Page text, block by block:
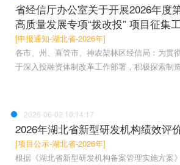
省经信厅办公室关于开展2026年度
高质量发展专项“拨改投” 项目征集
[申报通知-湖北省-2026年]
各市、州、直管市、神农架林区经信局：为贯
于深入投融资体制改革工作部署，积极探索制
2026-06-02 10:14:17
2026年湖北省新型研发机构绩效评
[项目公示-湖北省-2026年]
根据《湖北省新型研发机构备案管理实施方案